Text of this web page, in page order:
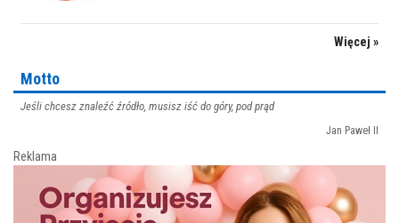
Więcej »
Motto
Jeśli chcesz znaleźć źródło, musisz iść do góry, pod prąd
Jan Paweł II
Reklama